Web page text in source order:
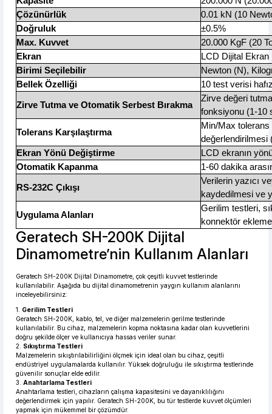
Çözünürlük
0.01 kN (10
Doğruluk
±0.5%
Max. Kuvvet
20.000 KgF (20
Ekran
LCD Dijital Ekran
Birimi Seçilebilir
Newton (N),
Bellek Özelliği
10 test verisi
Zirve Tutma ve Otomatik Serbest Bırakma
Zirve değeri
fonksiyonu (1-10
Tolerans Karşılaştırma
Min/Max tolerans
değerlendirilmesi
Ekran Yönü Değiştirme
LCD ekranın
Otomatik Kapanma
1-60 dakika
RS-232C Çıkışı
Verilerin yazıcı
kaydedilmesi ve
Uygulama Alanları
Gerilim testleri,
konnektör
Geratech SH-200K Dijital
Dinamometre’nin Kullanım Alanları
Geratech SH-200K Dijital Dinamometre, çok çeşitli kuvvet testlerinde
kullanılabilir. Aşağıda bu dijital dinamometrenin yaygın kullanım alanlarını
inceleyebilirsiniz:
1. Gerilim Testleri
Geratech SH-200K, kablo, tel, ve diğer malzemelerin gerilme testlerinde
kullanılabilir. Bu cihaz, malzemelerin kopma noktasına kadar olan kuvvetlerini
doğru şekilde ölçer ve kullanıcıya hassas veriler sunar.
2. Sıkıştırma Testleri
Malzemelerin sıkıştırılabilirliğini ölçmek için ideal olan bu cihaz, çeşitli
endüstriyel uygulamalarda kullanılır. Yüksek doğruluğu ile sıkıştırma testlerinde
güvenilir sonuçlar elde edilir.
3. Anahtarlama Testleri
Anahtarlama testleri, cihazların çalışma kapasitesini ve dayanıklılığını
değerlendirmek için yapılır. Geratech SH-200K, bu tür testlerde kuvvet ölçümleri
yapmak için mükemmel bir çözümdür.